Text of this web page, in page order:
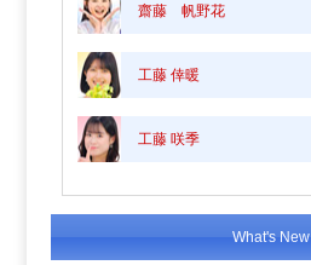
齋藤 帆野花
工藤 倖暖
工藤 咲季
What's New